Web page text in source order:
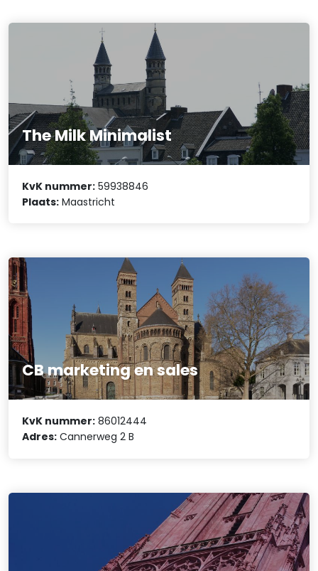
The Milk Minimalist
KvK nummer: 59938846
Plaats: Maastricht
CB marketing en sales
KvK nummer: 86012444
Adres: Cannerweg 2 B